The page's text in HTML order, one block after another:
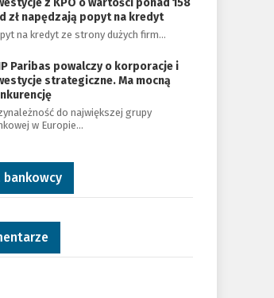
z KPO o wartości ponad 158
zł napędzają popyt na kredyt
na kredyt ze strony dużych firm…
Paribas powalczy o korporacje i
strategiczne. Ma mocną
do największej grupy
w Europie…